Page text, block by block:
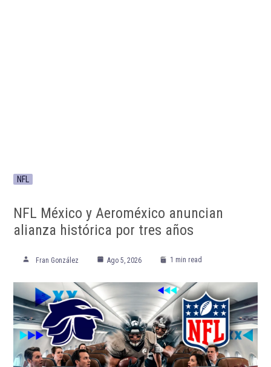
NFL
NFL México y Aeroméxico anuncian
alianza histórica por tres años
Fran González Ago 5, 2026 1 min read